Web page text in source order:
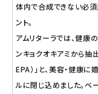
体内で合成できない必須
ント。
アムリターラでは、健康
ンキョクオキアミから抽
EPA）」と、美容・健康に
ルに閉じ込めました。ベ